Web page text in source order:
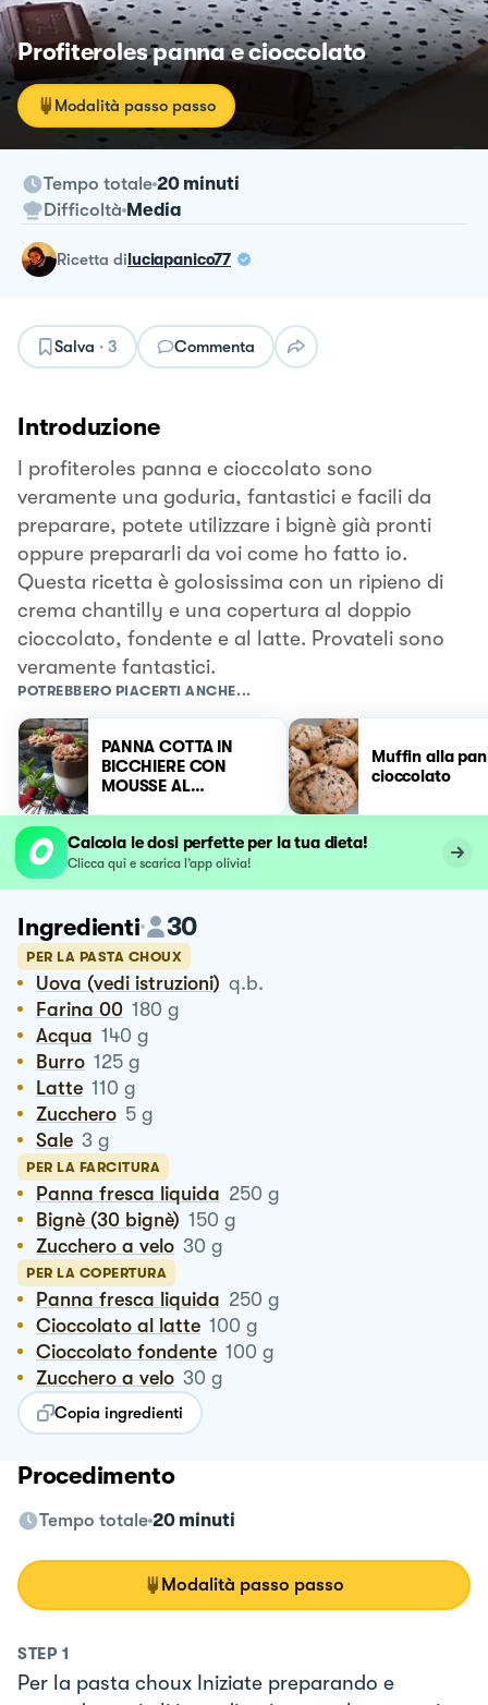
Profiteroles panna e cioccolato
Modalità passo passo
Tempo totale 20 minuti
Difficoltà Media
ricetta diluciapanico77
Salva · 3 Commenta
Introduzione
I profiteroles panna e cioccolato sono
veramente una goduria, fantastici e facili da
preparare, potete utilizzare i bignè già pronti
oppure prepararli da voi come ho fatto io.
Questa ricetta è golosissima con un ripieno di
crema chantilly e una copertura al doppio
cioccolato, fondente e al latte. Provateli sono
veramente fantastici.
POTREBBERO PIACERTI ANCHE...
PANNA COTTA IN
BICCHIERE CON
MOUSSE AL
Muffin alla
cioccolato
Calcola le dosi perfette per la tua dieta!
Clicca qui e scarica l’app olivia!
Ingredienti 30
PER LA PASTA CHOUX
Uova (vedi istruzioni) q.b.
Farina 00 180 g
Acqua 140 g
Burro 125 g
Latte 110 g
Zucchero 5 g
Sale 3 g
PER LA FARCITURA
Panna fresca liquida 250 g
Bignè (30 bignè) 150 g
Zucchero a velo 30 g
PER LA COPERTURA
Panna fresca liquida 250 g
Cioccolato al latte 100 g
Cioccolato fondente 100 g
Zucchero a velo 30 g
Copia ingredienti
Procedimento
Tempo totale 20 minuti
Modalità passo passo
STEP 1
Per la pasta choux Iniziate preparando e